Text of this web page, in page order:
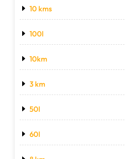
10 kms
100l
10km
3 km
50l
60l